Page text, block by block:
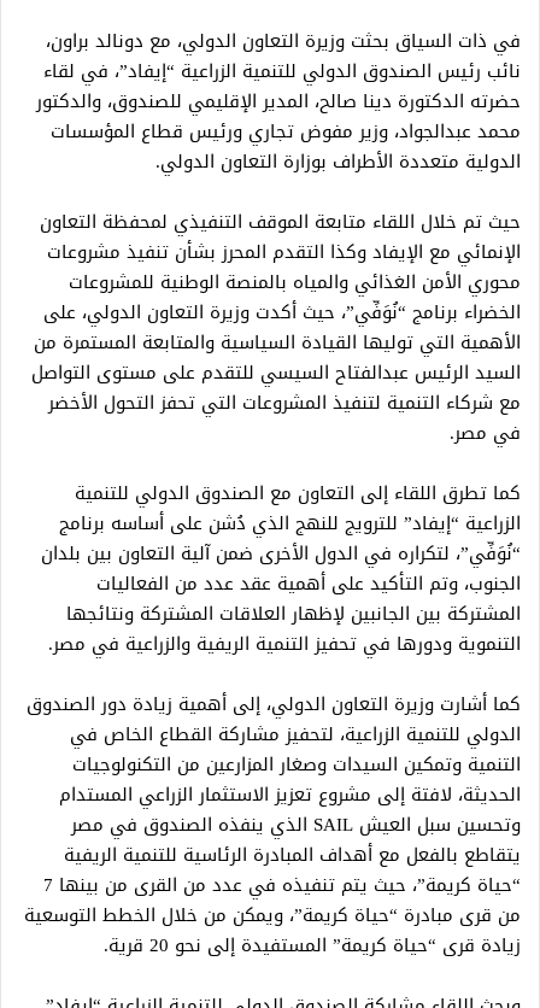
في ذات السياق بحثت وزيرة التعاون الدولي، مع دونالد براون،
نائب رئيس الصندوق الدولي للتنمية الزراعية “إيفاد”، في لقاء
حضرته الدكتورة دينا صالح، المدير الإقليمي للصندوق، والدكتور
محمد عبدالجواد، وزير مفوض تجاري ورئيس قطاع المؤسسات
الدولية متعددة الأطراف بوزارة التعاون الدولي.
حيث تم خلال اللقاء متابعة الموقف التنفيذي لمحفظة التعاون
الإنمائي مع الإيفاد وكذا التقدم المحرز بشأن تنفيذ مشروعات
محوري الأمن الغذائي والمياه بالمنصة الوطنية للمشروعات
الخضراء برنامج “نُوَفِّي”، حيث أكدت وزيرة التعاون الدولي، على
الأهمية التي توليها القيادة السياسية والمتابعة المستمرة من
السيد الرئيس عبدالفتاح السيسي للتقدم على مستوى التواصل
مع شركاء التنمية لتنفيذ المشروعات التي تحفز التحول الأخضر
في مصر.
كما تطرق اللقاء إلى التعاون مع الصندوق الدولي للتنمية
الزراعية “إيفاد” للترويج للنهج الذي دُشن على أساسه برنامج
“نُوَفِّي”، لتكراره في الدول الأخرى ضمن آلية التعاون بين بلدان
الجنوب، وتم التأكيد على أهمية عقد عدد من الفعاليات
المشتركة بين الجانبين لإظهار العلاقات المشتركة ونتائجها
التنموية ودورها في تحفيز التنمية الريفية والزراعية في مصر.
كما أشارت وزيرة التعاون الدولي، إلى أهمية زيادة دور الصندوق
الدولي للتنمية الزراعية، لتحفيز مشاركة القطاع الخاص في
التنمية وتمكين السيدات وصغار المزارعين من التكنولوجيات
الحديثة، لافتة إلى مشروع تعزيز الاستثمار الزراعي المستدام
وتحسين سبل العيش SAIL الذي ينفذه الصندوق في مصر
يتقاطع بالفعل مع أهداف المبادرة الرئاسية للتنمية الريفية
“حياة كريمة”، حيث يتم تنفيذه في عدد من القرى من بينها 7
من قرى مبادرة “حياة كريمة”، ويمكن من خلال الخطط التوسعية
زيادة قرى “حياة كريمة” المستفيدة إلى نحو 20 قرية.